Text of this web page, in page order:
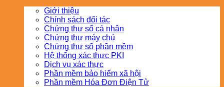
Giới thiệu
Chính sách đối tác
Chứng thư số cá nhân
Chứng thư máy chủ
Chứng thư số phần mềm
Hệ thống xác thực PKI
Dịch vụ xác thực
Phần mềm bảo hiểm xã hội
Phần mềm Hóa Đơn Điện Tử